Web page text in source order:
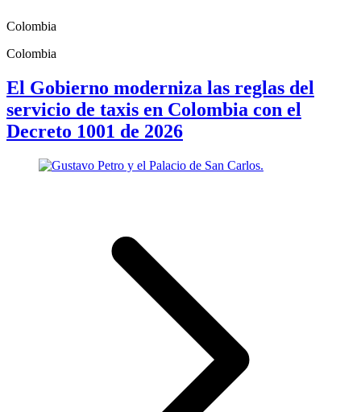
Colombia
Colombia
El Gobierno moderniza las reglas del
servicio de taxis en Colombia con el
Decreto 1001 de 2026